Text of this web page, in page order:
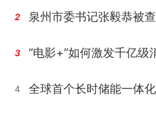
2 泉州市委书记张毅恭被查
3
4